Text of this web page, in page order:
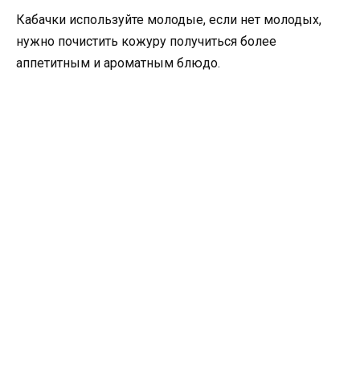
Кабачки используйте молодые, если нет молодых,
нужно почистить кожуру получиться более
аппетитным и ароматным блюдо.